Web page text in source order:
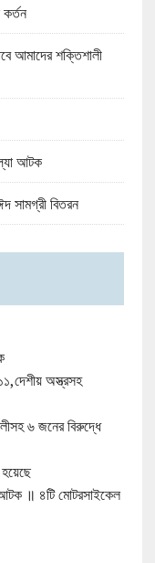
আমাদের শক্তিশালী
আটক
সামগ্রী বিতরন
অস্ত্রসহ
৬ জনের বিরুদ্ধে
॥ ৪টি মোটরসাইকেল